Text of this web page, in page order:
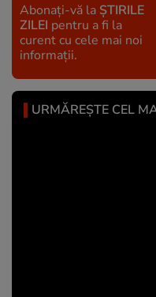
Abonați-vă la ȘTIRILE
ZILEI pentru a fi la
curent cu cele mai noi
informații.
URMĂREȘTE CEL